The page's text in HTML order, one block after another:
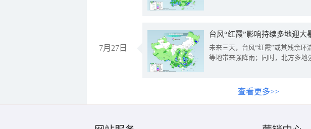
7月27日
台风“红霞”影响持续多地迎
未来三天，台风“红霞”或其残余环
等地带来强降雨；同时，北方多地
查看更多>>